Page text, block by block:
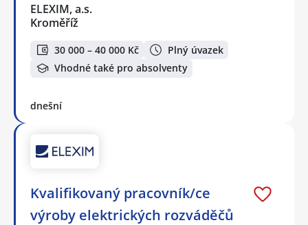
ELEXIM, a.s.
Kroměříž
30 000 – 40 000 Kč
Plný úvazek
Vhodné také pro absolventy
dnešní
Kvalifikovaný pracovník/ce
výroby elektrických rozváděčů